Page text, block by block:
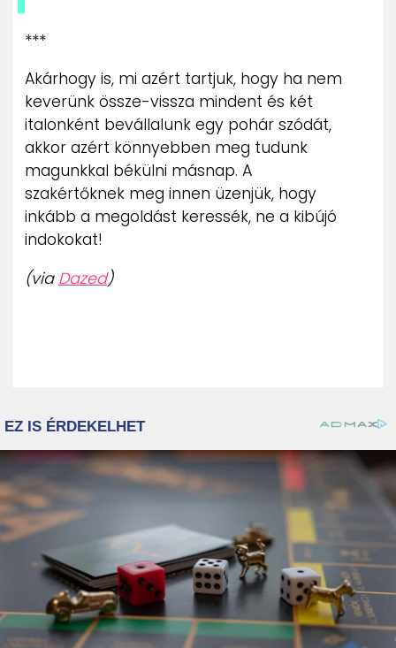
***
Akárhogy is, mi azért tartjuk, hogy ha nem
keverünk össze-vissza mindent és két
italonként bevállalunk egy pohár szódát,
akkor azért könnyebben meg tudunk
magunkkal békülni másnap. A
szakértőknek meg innen üzenjük, hogy
inkább a megoldást keressék, ne a kibújó
indokokat!
(via Dazed)